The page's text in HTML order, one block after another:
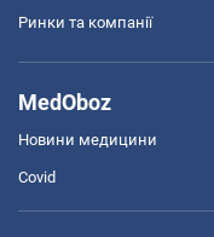
Ринки та компанії
MedOboz
Новини медицини
Covid